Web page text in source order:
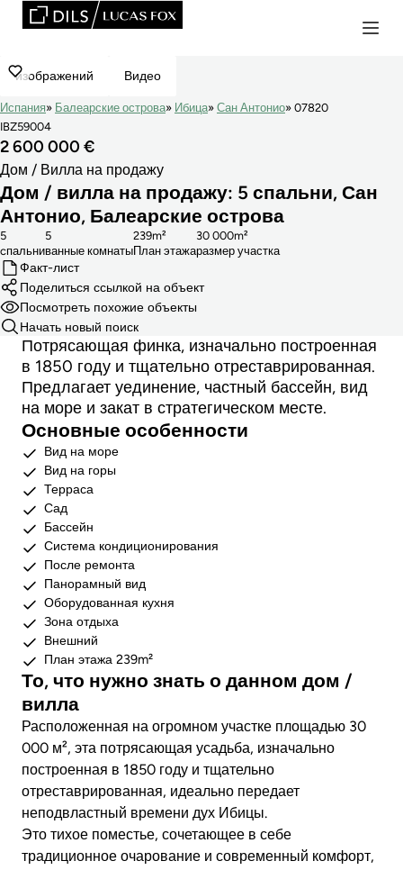
изображений Видео
Испания Балеарские острова Ибица Сан Антонио
07820
IBZ59004
2 600 000 €
Дом / Вилла на продажу
Дом / вилла на продажу: 5 спальни, Сан
Антонио, Балеарские острова
cпальни
5
ванные комнаты
5
План этажа
239m²
размер участка
30 000m²
Факт-лист
Поделиться ссылкой на объект
Посмотреть похожие объекты
Начать новый поиск
Потрясающая финка, изначально построенная
в 1850 году и тщательно отреставрированная.
Предлагает уединение, частный бассейн, вид
на море и закат в стратегическом месте.
Основные особенности
Вид на море
Вид на горы
Терраса
Сад
Бассейн
Система кондиционирования
После ремонта
Панорамный вид
Оборудованная кухня
Зона отдыха
Внешний
План этажа 239m²
То, что нужно знать о данном дом /
вилла
Расположенная на огромном участке площадью 30
000 м², эта потрясающая усадьба, изначально
построенная в 1850 году и тщательно
отреставрированная, идеально передает
неподвластный времени дух Ибицы.
Это тихое поместье, сочетающее в себе
традиционное очарование и современный комфорт,